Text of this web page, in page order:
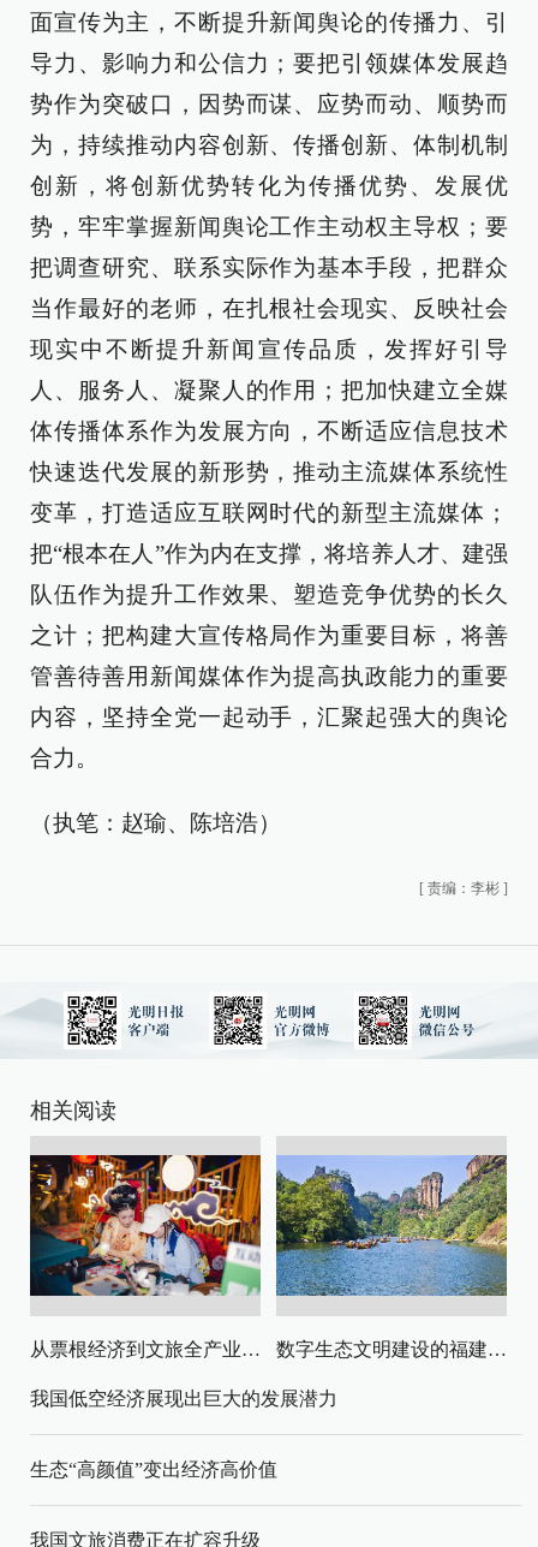
面宣传为主，不断提升新闻舆论的传播力、引
导力、影响力和公信力；要把引领媒体发展趋
势作为突破口，因势而谋、应势而动、顺势而
为，持续推动内容创新、传播创新、体制机制
创新，将创新优势转化为传播优势、发展优
势，牢牢掌握新闻舆论工作主动权主导权；要
把调查研究、联系实际作为基本手段，把群众
当作最好的老师，在扎根社会现实、反映社会
现实中不断提升新闻宣传品质，发挥好引导
人、服务人、凝聚人的作用；把加快建立全媒
体传播体系作为发展方向，不断适应信息技术
快速迭代发展的新形势，推动主流媒体系统性
变革，打造适应互联网时代的新型主流媒体；
把“根本在人”作为内在支撑，将培养人才、建强
队伍作为提升工作效果、塑造竞争优势的长久
之计；把构建大宣传格局作为重要目标，将善
管善待善用新闻媒体作为提高执政能力的重要
内容，坚持全党一起动手，汇聚起强大的舆论
合力。
（执笔：赵瑜、陈培浩）
[ 责编：李彬 ]
相关阅读
从票根经济到文旅全产业链升级 数字生态文明建设的福建路径与启示
我国低空经济展现出巨大的发展潜力
生态“高颜值”变出经济高价值
我国文旅消费正在扩容升级